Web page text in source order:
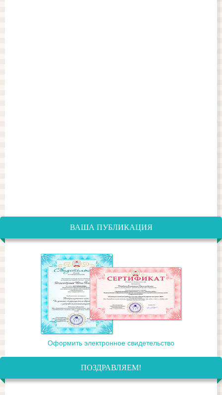
ВАША ПУБЛИКАЦИЯ
Оформить электронное свидетельство
ПОЗДРАВЛЯЕМ!